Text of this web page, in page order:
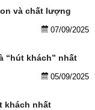
và chất lượng
07/09/2025
“hút khách” nhất
05/09/2025
khách nhất